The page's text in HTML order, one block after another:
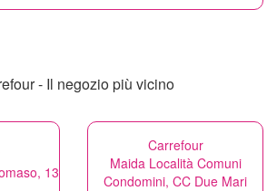
- Il negozio più vicino
13
Carrefour
Maida Località Comuni
Condomini, CC Due Mari